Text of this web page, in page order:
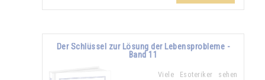
Der Schlüssel zur Lösung der Lebensprobleme -
Band 11
Viele Esoteriker sehen